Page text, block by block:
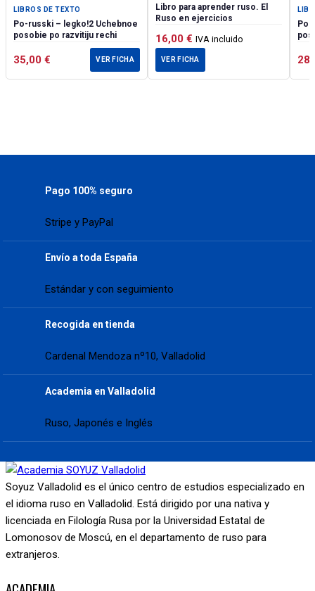
LIBROS DE TEXTO
Po-russki – legko!2 Uchebnoe
posobie po razvitiju rechi
35,00 € VER FICHA
Libro para aprender ruso. El
Ruso en ejercicios
16,00 € IVA incluido
VER FICHA
Po-
Pago 100% seguro
Stripe y PayPal
Envío a toda España
Estándar y con seguimiento
Recogida en tienda
Cardenal Mendoza nº10, Valladolid
Academia en Valladolid
Ruso, Japonés e Inglés
Soyuz Valladolid es el único centro de estudios especializado en
el idioma ruso en Valladolid. Está dirigido por una nativa y
licenciada en Filología Rusa por la Universidad Estatal de
Lomonosov de Moscú, en el departamento de ruso para
extranjeros.